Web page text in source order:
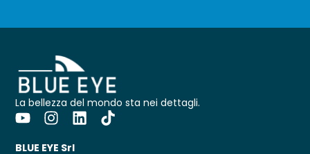
La bellezza del mondo sta nei dettagli.
BLUE EYE Srl